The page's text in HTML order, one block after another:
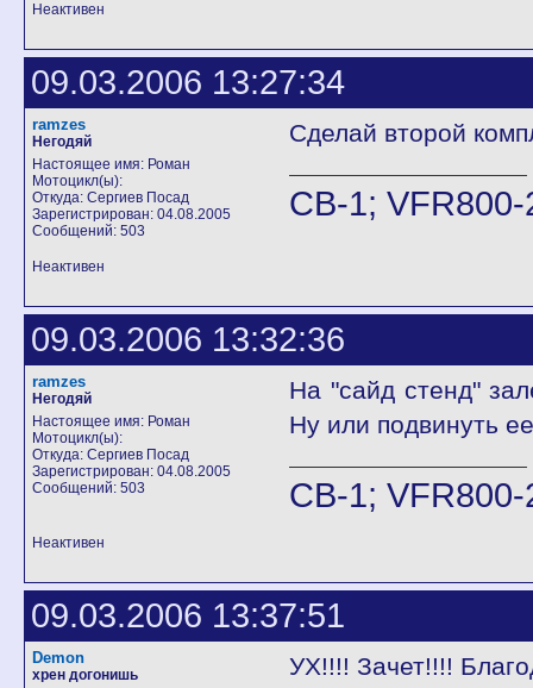
Неактивен
09.03.2006 13:27:34
ramzes
Негодяй
Настоящее имя: Роман
Мотоцикл(ы):
Откуда: Сергиев Посад
Зарегистрирован: 04.08.2005
Сообщений: 503
Сделай второй
CB-1;
Неактивен
09.03.2006 13:32:36
ramzes
Негодяй
Настоящее имя: Роман
Мотоцикл(ы):
Откуда: Сергиев Посад
Зарегистрирован: 04.08.2005
Сообщений: 503
На "сайд стенд"
Ну или подвинуть
CB-1;
Неактивен
09.03.2006 13:37:51
Demon
хрен догонишь
УХ!!!! Зачет!!!!